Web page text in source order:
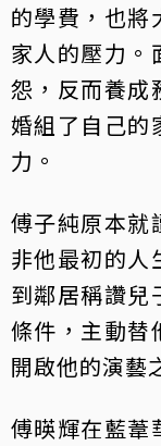
的學費，也將
家人的壓力。
怨，反而養成
婚組了自己的
力。
傅子純原本就
非他最初的人
到鄰居稱讚兒
條件，主動替
開啟他的演藝
傅暎輝在藍葦